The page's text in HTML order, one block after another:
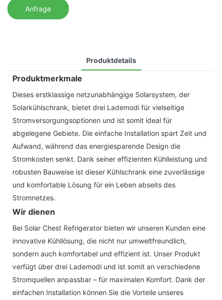
Anfrage
Produktdetails
Produktmerkmale
Dieses erstklassige netzunabhängige Solarsystem, der
Solarkühlschrank, bietet drei Lademodi für vielseitige
Stromversorgungsoptionen und ist somit ideal für
abgelegene Gebiete. Die einfache Installation spart Zeit und
Aufwand, während das energiesparende Design die
Stromkosten senkt. Dank seiner effizienten Kühlleistung und
robusten Bauweise ist dieser Kühlschrank eine zuverlässige
und komfortable Lösung für ein Leben abseits des
Stromnetzes.
Wir dienen
Bei Solar Chest Refrigerator bieten wir unseren Kunden eine
innovative Kühllösung, die nicht nur umweltfreundlich,
sondern auch komfortabel und effizient ist. Unser Produkt
verfügt über drei Lademodi und ist somit an verschiedene
Stromquellen anpassbar – für maximalen Komfort. Dank der
einfachen Installation können Sie die Vorteile unseres